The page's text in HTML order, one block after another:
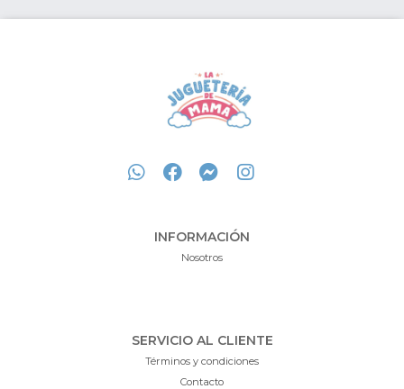
INFORMACIÓN
Nosotros
SERVICIO AL CLIENTE
Términos y condiciones
Contacto